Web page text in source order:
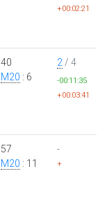
+00:02:21
40
M20 : 6
2 / 4
-00:11:35
+00:03:41
57
M20 : 11
-
+